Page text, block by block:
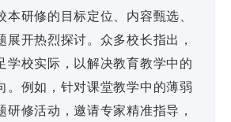
本研修的目标定位、内容甄选、
展开热烈探讨。众多校长指出，
学校实际，以解决教育教学中的
。例如，针对课堂教学中的薄弱
研修活动，邀请专家精准指导，